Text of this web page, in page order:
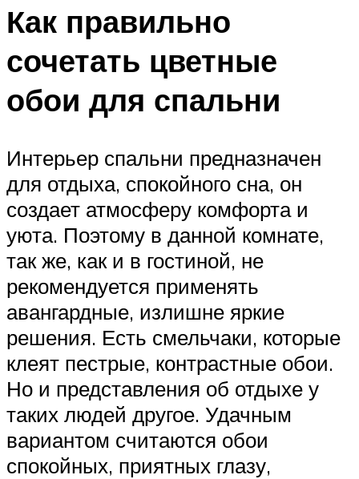
Как правильно
сочетать цветные
обои для спальни
Интерьер спальни предназначен
для отдыха, спокойного сна, он
создает атмосферу комфорта и
уюта. Поэтому в данной комнате,
так же, как и в гостиной, не
рекомендуется применять
авангардные, излишне яркие
решения. Есть смельчаки, которые
клеят пестрые, контрастные обои.
Но и представления об отдыхе у
таких людей другое. Удачным
вариантом считаются обои
спокойных, приятных глазу,